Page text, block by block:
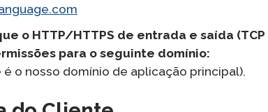
o HTTP/HTTPS de entrada e saída (TCP
para o seguinte domínio:
o nosso domínio de aplicação principal).